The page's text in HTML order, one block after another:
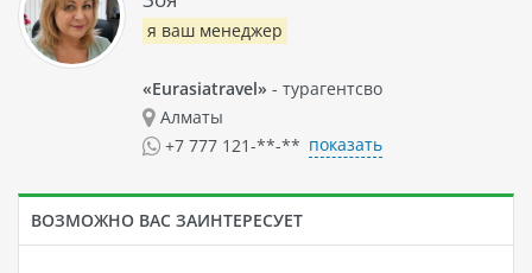
я ваш менеджер
«Eurasiatravel» - турагентсво
Алматы
+7 777 121-**-** показать
ВОЗМОЖНО ВАС ЗАИНТЕРЕСУЕТ